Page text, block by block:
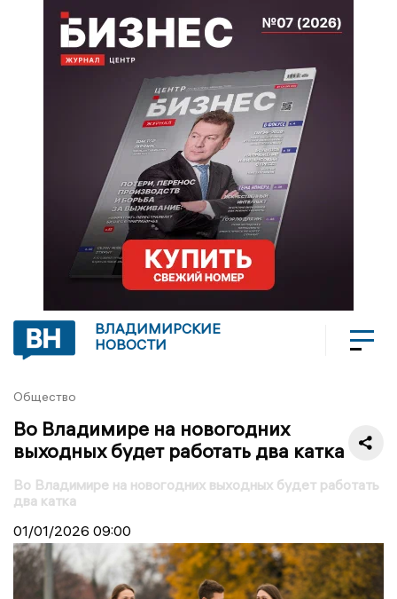
ВЛАДИМИРСКИЕ
НОВОСТИ
Общество
Во Владимире на новогодних
выходных будет работать два катка
Во Владимире на новогодних выходных будет работать
два катка
01/01/2026 09:00